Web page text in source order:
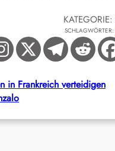
KATEGORIE:
SCHLAGWÖRTER:
in Frankreich verteidigen